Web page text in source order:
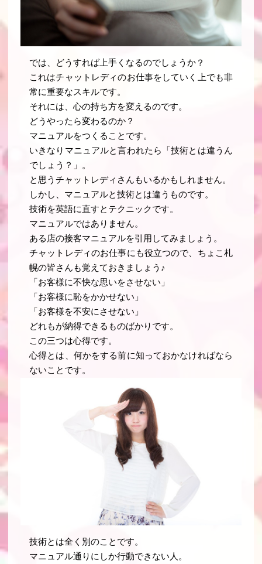
では、どうすれば上手くなるのでしょうか？
これはチャットレディのお仕事をしていく上でも非
常に重要なスキルです。
それには、心の持ち方を変えるのです。
どうやったら変わるのか？
マニュアルをつくることです。
いきなりマニュアルと言われたら「技術とは違うん
でしょう？」。
と思うチャットレディさんもいるかもしれません。
しかし、マニュアルと技術とは違うものです。
技術を英語に直すとテクニックです。
マニュアルではありません。
ある店の接客マニュアルを引用してみましょう。
チャットレディのお仕事にも役立つので、ちょこ札
幌の皆さんも覚えておきましょう♪
「お客様に不快な思いをさせない」
「お客様に恥をかかせない」
「お客様を不安にさせない」
どれもが納得できるものばかりです。
この三つは心得です。
心得とは、何かをする前に知っておかなければなら
ないことです。
技術とは全く別のことです。
マニュアル通りにしか行動できない人。